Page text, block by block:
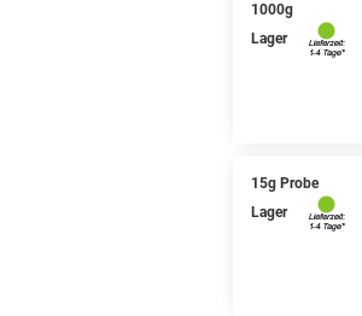
1000g
Lager
15g Probe
Lager